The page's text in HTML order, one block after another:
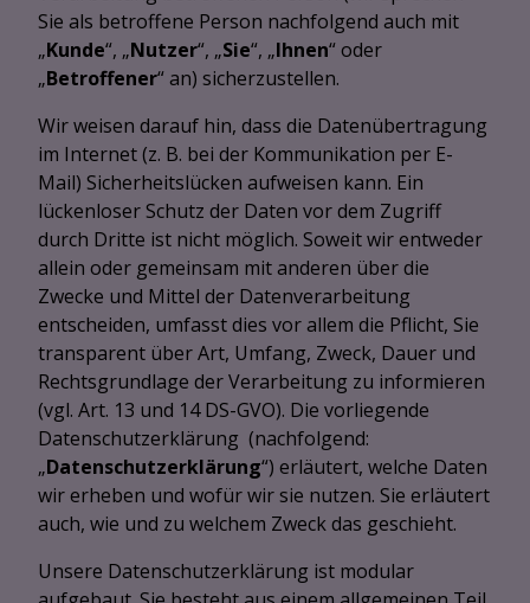
Sie als betroffene Person nachfolgend auch mit
„Kunde“, „Nutzer“, „Sie“, „Ihnen“ oder
„Betroffener“ an) sicherzustellen.
Wir weisen darauf hin, dass die Datenübertragung
im Internet (z. B. bei der Kommunikation per E-
Mail) Sicherheitslücken aufweisen kann. Ein
lückenloser Schutz der Daten vor dem Zugriff
durch Dritte ist nicht möglich. Soweit wir entweder
allein oder gemeinsam mit anderen über die
Zwecke und Mittel der Datenverarbeitung
entscheiden, umfasst dies vor allem die Pflicht, Sie
transparent über Art, Umfang, Zweck, Dauer und
Rechtsgrundlage der Verarbeitung zu informieren
(vgl. Art. 13 und 14 DS-GVO). Die vorliegende
Datenschutzerklärung (nachfolgend:
„Datenschutzerklärung“) erläutert, welche Daten
wir erheben und wofür wir sie nutzen. Sie erläutert
auch, wie und zu welchem Zweck das geschieht.
Unsere Datenschutzerklärung ist modular